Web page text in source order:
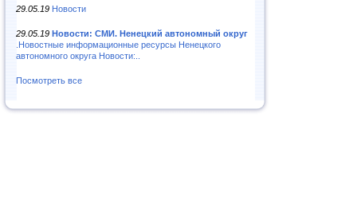
29.05.19 Новости
29.05.19 Новости: СМИ. Ненецкий автономный округ
.Новостные информационные ресурсы Ненецкого
автономного округа Новости:..
Посмотреть все